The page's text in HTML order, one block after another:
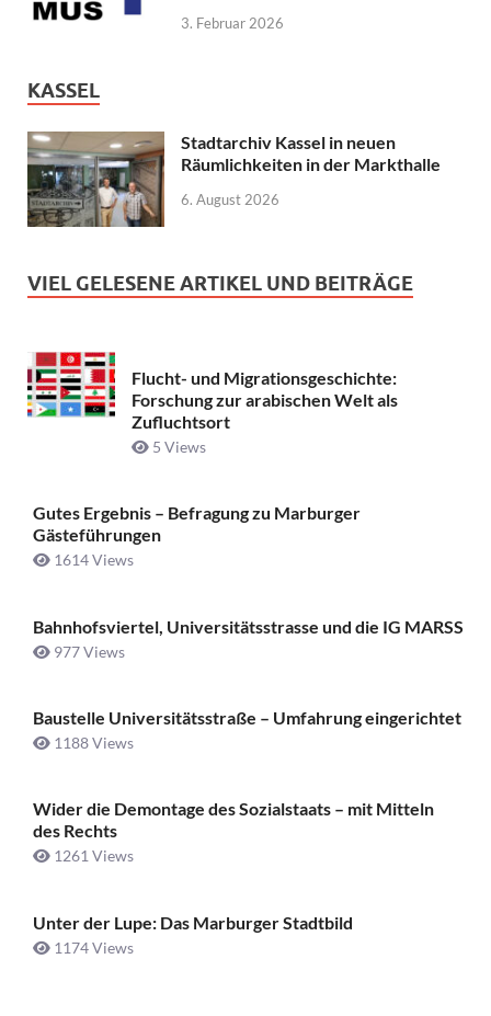
3. Februar 2026
KASSEL
Stadtarchiv Kassel in neuen
Räumlichkeiten in der Markthalle
6. August 2026
VIEL GELESENE ARTIKEL UND BEITRÄGE
Flucht- und Migrationsgeschichte:
Forschung zur arabischen Welt als
Zufluchtsort
5 Views
Gutes Ergebnis – Befragung zu Marburger
Gästeführungen
1614 Views
Bahnhofsviertel, Universitätsstrasse und die IG MARSS
977 Views
Baustelle Universitätsstraße ­– Umfahrung eingerichtet
1188 Views
Wider die Demontage des Sozialstaats – mit Mitteln
des Rechts
1261 Views
Unter der Lupe: Das Marburger Stadtbild
1174 Views